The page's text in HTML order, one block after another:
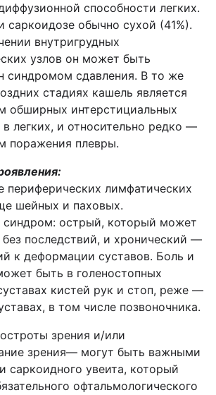
способности легких.
саркоидозе обычно сухой (41%).
внутригрудных
узлов он может быть
синдромом сдавления. В то же
стадиях кашель является
обширных интерстициальных
легких, и относительно редко —
поражения плевры.
периферических лимфатических
шейных и паховых.
синдром: острый, который может
без последствий, и хронический —
к деформации суставов. Боль и
быть в голеностопных
кистей рук и стоп, реже —
в том числе позвоночника.
зрения и/или
зрения— могут быть важными
саркоидного увеита, который
офтальмологического